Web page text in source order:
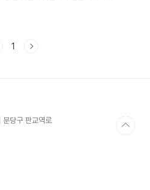
상할 정도이다. 오늘은 여의도 둔치에
까 ? 도시와는 다른 모습일까? 한해의
1
당구 판교역로